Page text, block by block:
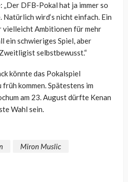
DFB-Pokal hat ja immer so
Natürlich wird‘s nicht einfach. Ein
Ambitionen für mehr
ein schwieriges Spiel, aber
selbstbewusst.“
könnte das Pokalspiel
kommen. Spätestens im
am 23. August dürfte Kenan
Wahl sein.
Miron Muslic